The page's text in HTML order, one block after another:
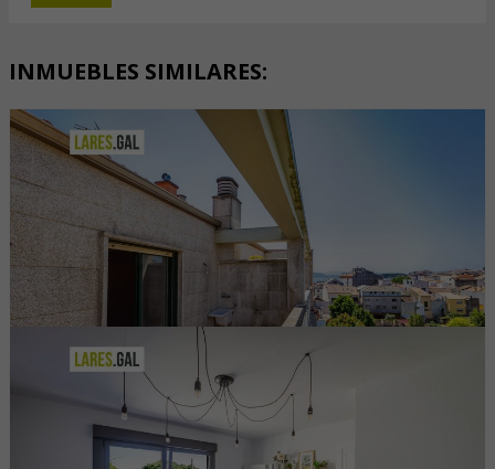
INMUEBLES SIMILARES:
Ático
Cangas
280.000 €